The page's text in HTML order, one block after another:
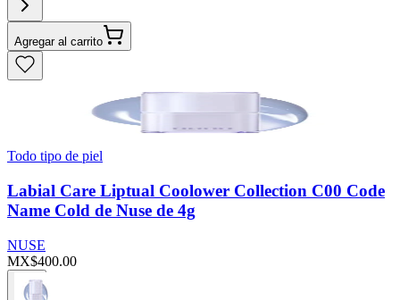
Agregar al carrito
Todo tipo de piel
Labial Care Liptual Coolower Collection C00 Code
Name Cold de Nuse de 4g
NUSE
MX$400.00